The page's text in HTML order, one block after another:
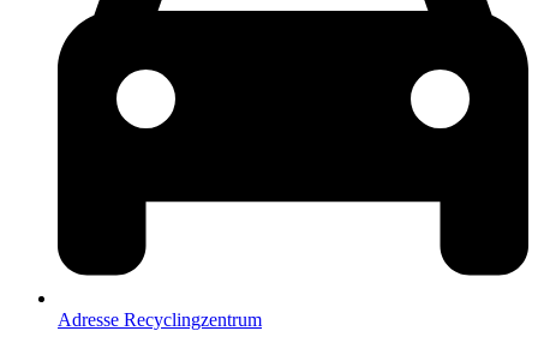
Adresse Recyclingzentrum